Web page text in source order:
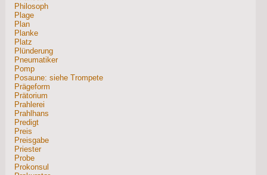
Philosoph
Plage
Plan
Planke
Platz
Plünderung
Pneumatiker
Pomp
Posaune: siehe Trompete
Prägeform
Prätorium
Prahlerei
Prahlhans
Predigt
Preis
Preisgabe
Priester
Probe
Prokonsul